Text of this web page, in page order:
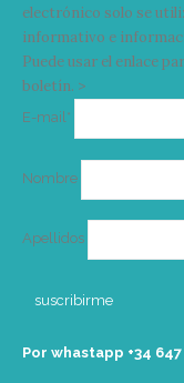
electrónico solo se
informativo e
Puede usar el enlace
boletín. >
E-mail*
Nombre
Apellidos
Por whastapp +34